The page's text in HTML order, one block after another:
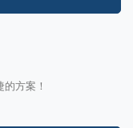
方案！